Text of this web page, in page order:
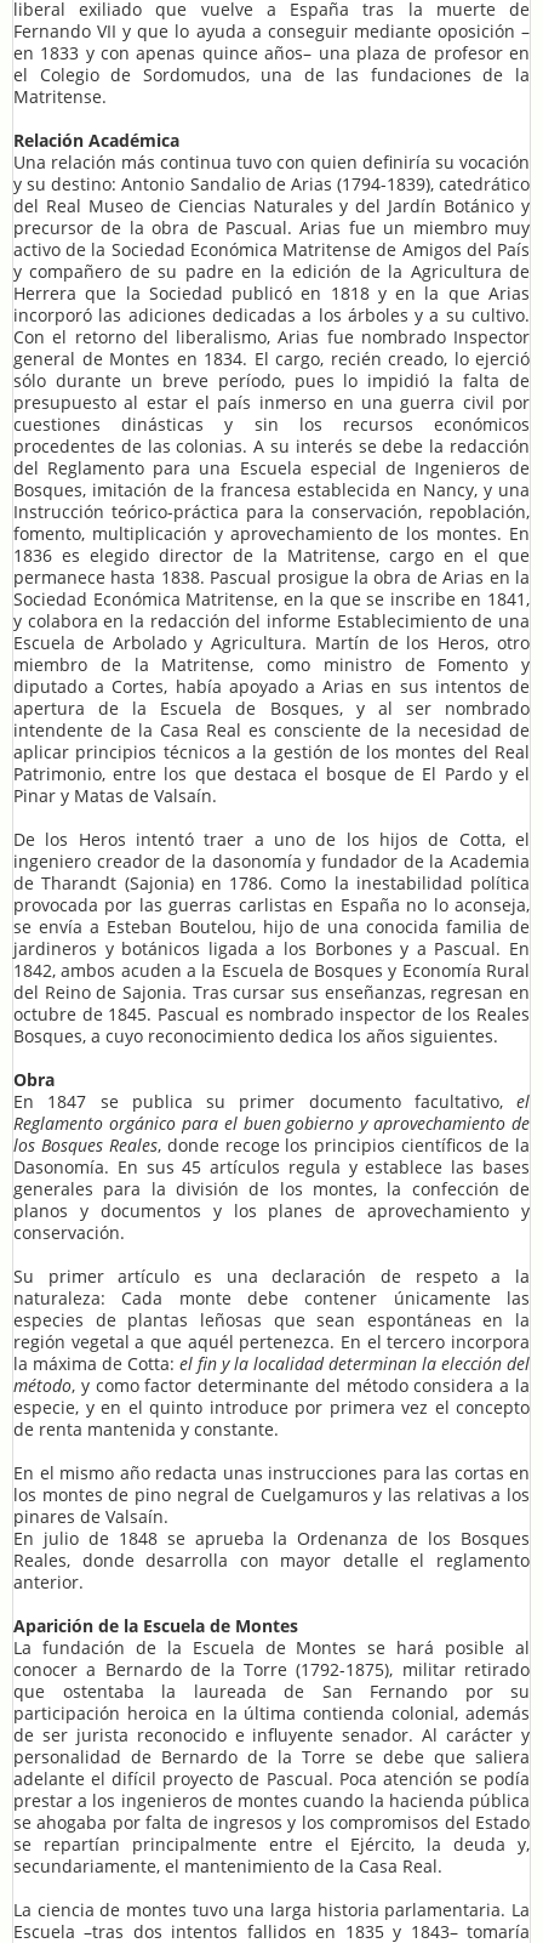
liberal exiliado que vuelve a España tras la muerte de
Fernando VII y que lo ayuda a conseguir mediante oposición –
en 1833 y con apenas quince años– una plaza de profesor en
el Colegio de Sordomudos, una de las fundaciones de la
Matritense.
Relación Académica
Una relación más continua tuvo con quien definiría su vocación
y su destino: Antonio Sandalio de Arias (1794-1839), catedrático
del Real Museo de Ciencias Naturales y del Jardín Botánico y
precursor de la obra de Pascual. Arias fue un miembro muy
activo de la Sociedad Económica Matritense de Amigos del País
y compañero de su padre en la edición de la Agricultura de
Herrera que la Sociedad publicó en 1818 y en la que Arias
incorporó las adiciones dedicadas a los árboles y a su cultivo.
Con el retorno del liberalismo, Arias fue nombrado Inspector
general de Montes en 1834. El cargo, recién creado, lo ejerció
sólo durante un breve período, pues lo impidió la falta de
presupuesto al estar el país inmerso en una guerra civil por
cuestiones dinásticas y sin los recursos económicos
procedentes de las colonias. A su interés se debe la redacción
del Reglamento para una Escuela especial de Ingenieros de
Bosques, imitación de la francesa establecida en Nancy, y una
Instrucción teórico-práctica para la conservación, repoblación,
fomento, multiplicación y aprovechamiento de los montes. En
1836 es elegido director de la Matritense, cargo en el que
permanece hasta 1838. Pascual prosigue la obra de Arias en la
Sociedad Económica Matritense, en la que se inscribe en 1841,
y colabora en la redacción del informe Establecimiento de una
Escuela de Arbolado y Agricultura. Martín de los Heros, otro
miembro de la Matritense, como ministro de Fomento y
diputado a Cortes, había apoyado a Arias en sus intentos de
apertura de la Escuela de Bosques, y al ser nombrado
intendente de la Casa Real es consciente de la necesidad de
aplicar principios técnicos a la gestión de los montes del Real
Patrimonio, entre los que destaca el bosque de El Pardo y el
Pinar y Matas de Valsaín.
De los Heros intentó traer a uno de los hijos de Cotta, el
ingeniero creador de la dasonomía y fundador de la Academia
de Tharandt (Sajonia) en 1786. Como la inestabilidad política
provocada por las guerras carlistas en España no lo aconseja,
se envía a Esteban Boutelou, hijo de una conocida familia de
jardineros y botánicos ligada a los Borbones y a Pascual. En
1842, ambos acuden a la Escuela de Bosques y Economía Rural
del Reino de Sajonia. Tras cursar sus enseñanzas, regresan en
octubre de 1845. Pascual es nombrado inspector de los Reales
Bosques, a cuyo reconocimiento dedica los años siguientes.
Obra
En 1847 se publica su primer documento facultativo, el
Reglamento orgánico para el buen gobierno y aprovechamiento de
los Bosques Reales, donde recoge los principios científicos de la
Dasonomía. En sus 45 artículos regula y establece las bases
generales para la división de los montes, la confección de
planos y documentos y los planes de aprovechamiento y
conservación.
Su primer artículo es una declaración de respeto a la
naturaleza: Cada monte debe contener únicamente las
especies de plantas leñosas que sean espontáneas en la
región vegetal a que aquél pertenezca. En el tercero incorpora
la máxima de Cotta: el fin y la localidad determinan la elección del
método, y como factor determinante del método considera a la
especie, y en el quinto introduce por primera vez el concepto
de renta mantenida y constante.
En el mismo año redacta unas instrucciones para las cortas en
los montes de pino negral de Cuelgamuros y las relativas a los
pinares de Valsaín.
En julio de 1848 se aprueba la Ordenanza de los Bosques
Reales, donde desarrolla con mayor detalle el reglamento
anterior.
Aparición de la Escuela de Montes
La fundación de la Escuela de Montes se hará posible al
conocer a Bernardo de la Torre (1792-1875), militar retirado
que ostentaba la laureada de San Fernando por su
participación heroica en la última contienda colonial, además
de ser jurista reconocido e influyente senador. Al carácter y
personalidad de Bernardo de la Torre se debe que saliera
adelante el difícil proyecto de Pascual. Poca atención se podía
prestar a los ingenieros de montes cuando la hacienda pública
se ahogaba por falta de ingresos y los compromisos del Estado
se repartían principalmente entre el Ejército, la deuda y,
secundariamente, el mantenimiento de la Casa Real.
La ciencia de montes tuvo una larga historia parlamentaria. La
Escuela –tras dos intentos fallidos en 1835 y 1843– tomaría